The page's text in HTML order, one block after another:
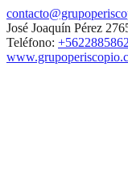
José Joaquín Pérez
Teléfono: